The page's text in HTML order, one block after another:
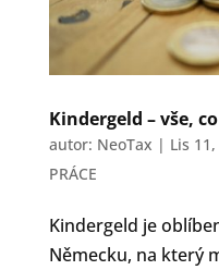
Kindergeld – vše,
autor: NeoTax | Lis
PRÁCE
Kindergeld je
Německu, na který